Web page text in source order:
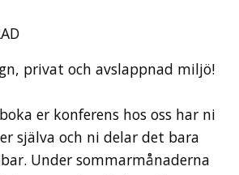
privat och avslappnad miljö!
er konferens hos oss har ni
själva och ni delar det bara
Under sommarmånaderna